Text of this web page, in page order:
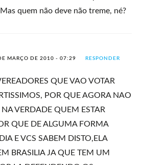
quem não deve não treme, né?
MARÇO DE 2010 - 07:29 RESPONDER
QUE VAO VOTAR
POR QUE AGORA NAO
VERDADE QUEM ESTAR
QUE DE ALGUMA FORMA
E VCS SABEM DISTO,ELA
BRASILIA JA QUE TEM UM